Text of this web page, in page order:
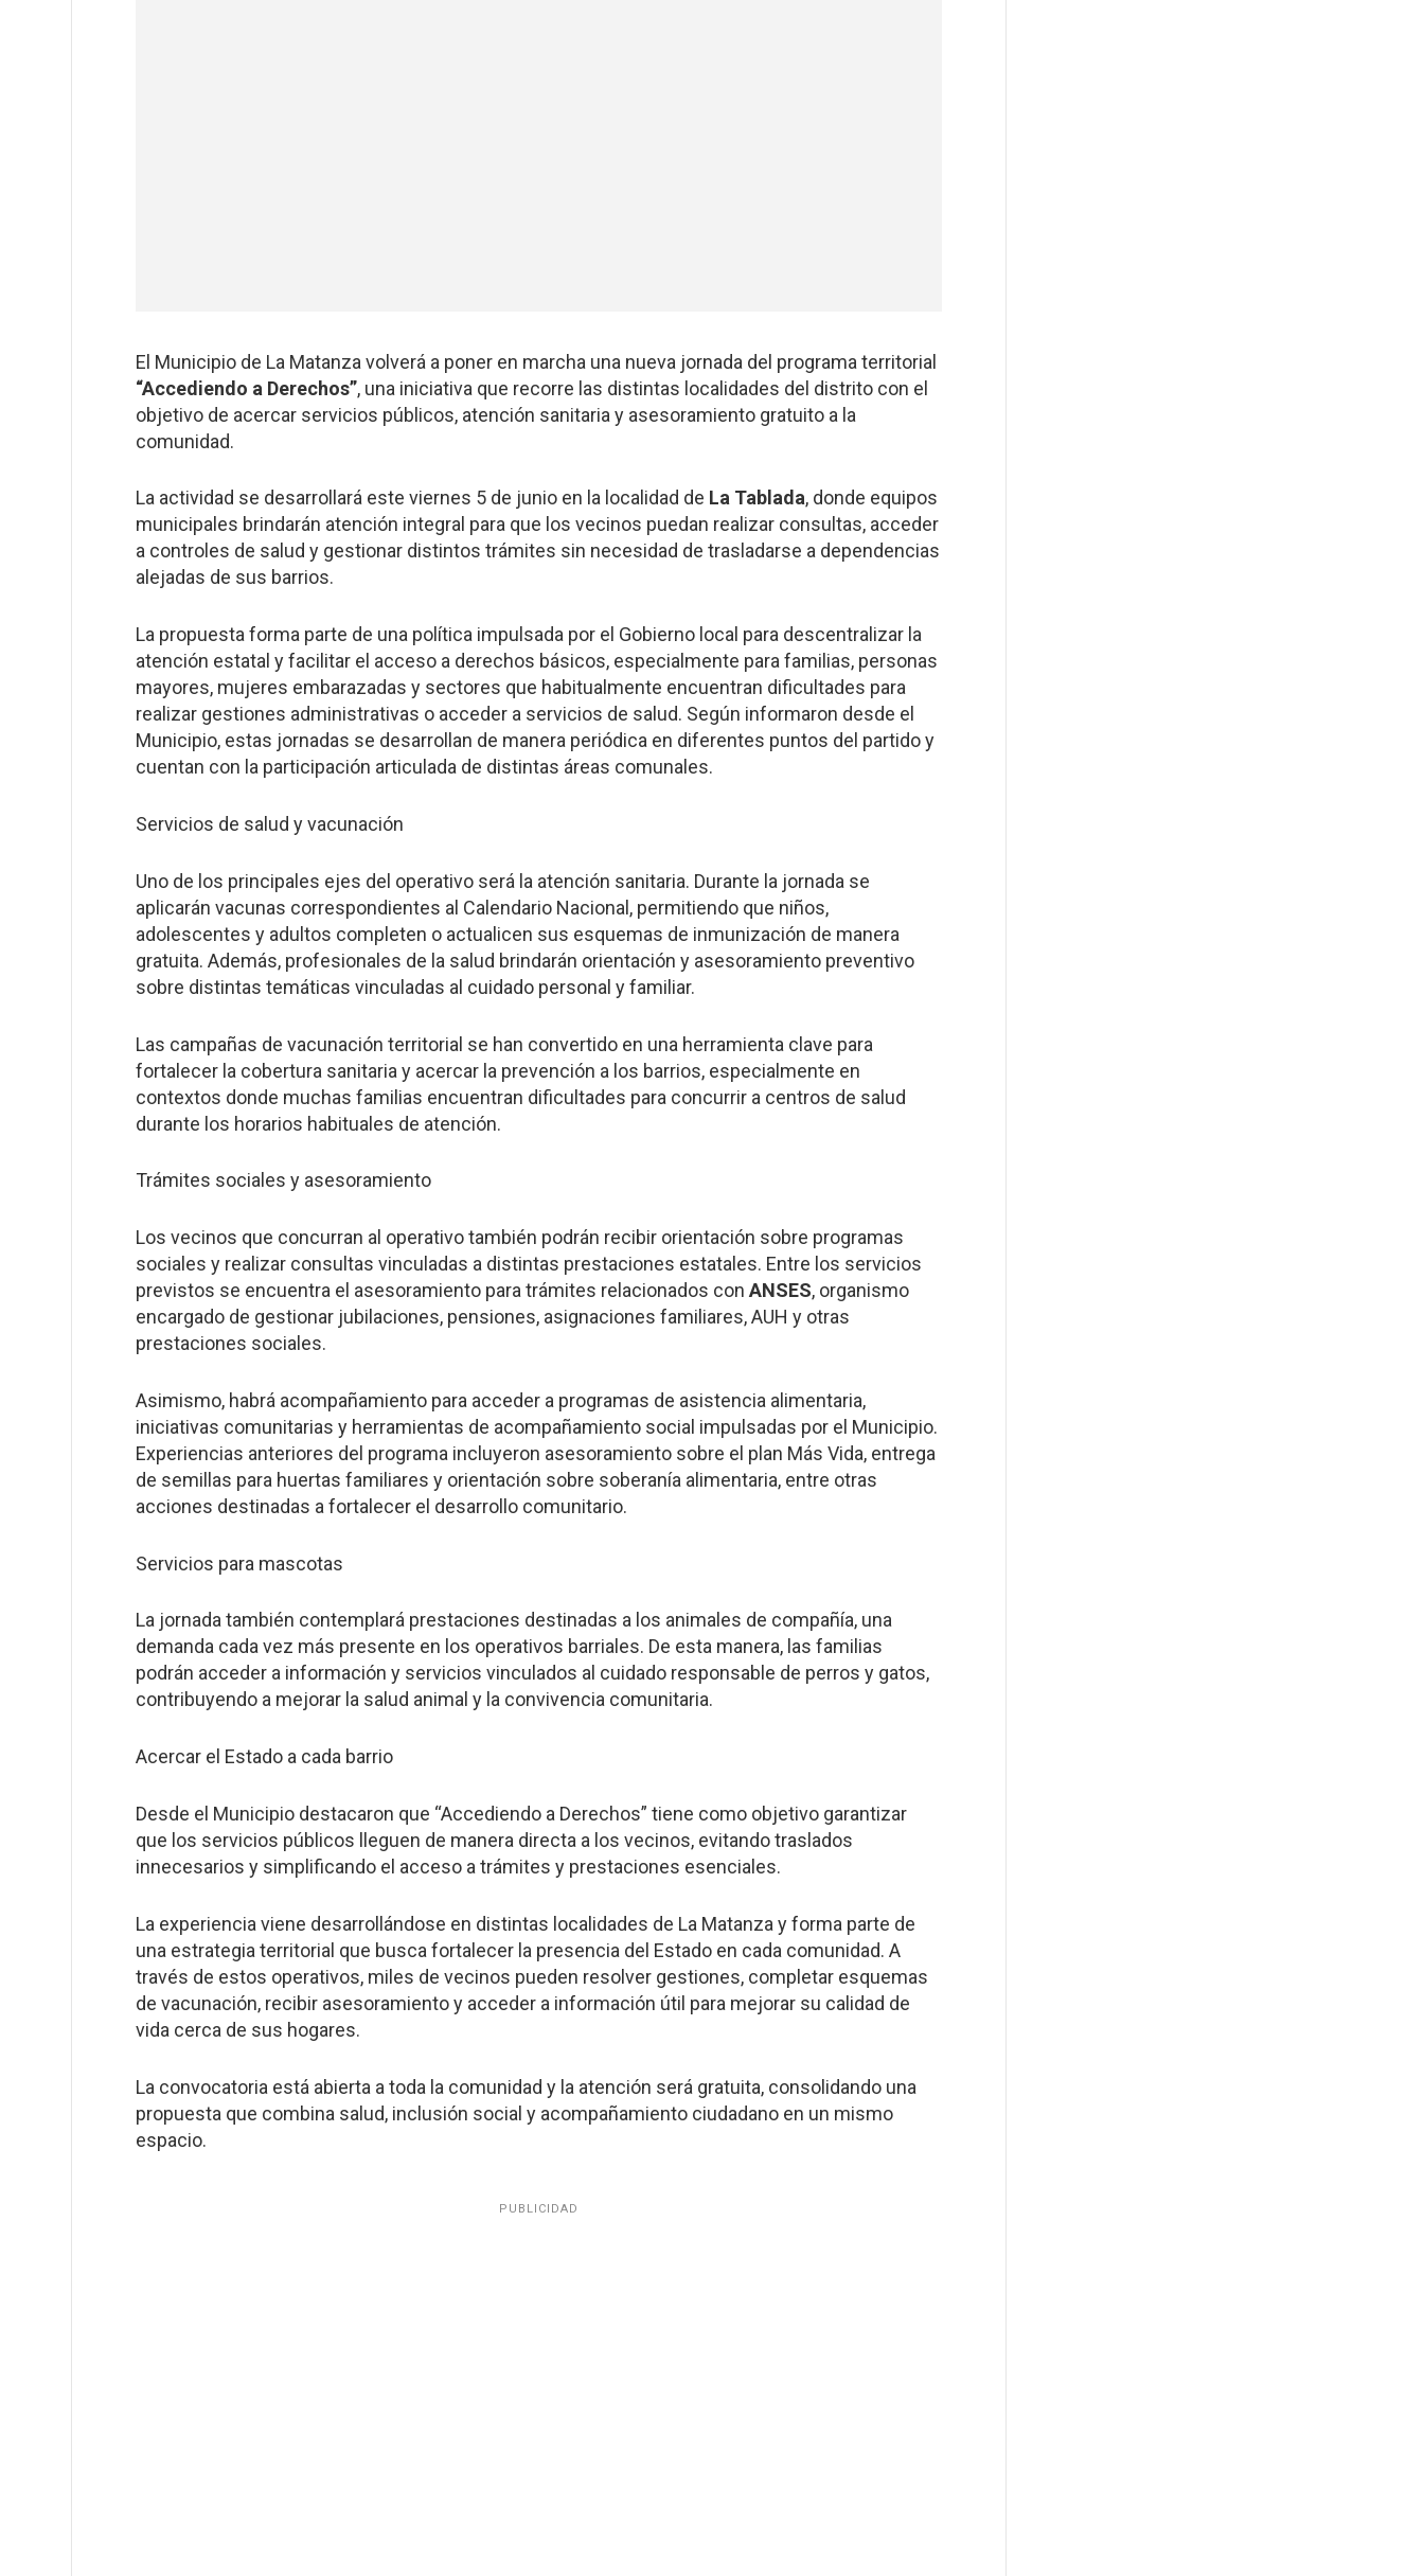
El Municipio de La Matanza volverá a poner en marcha una nueva jornada del programa territorial
“Accediendo a Derechos”, una iniciativa que recorre las distintas localidades del distrito con el
objetivo de acercar servicios públicos, atención sanitaria y asesoramiento gratuito a la
comunidad.
La actividad se desarrollará este viernes 5 de junio en la localidad de La Tablada, donde equipos
municipales brindarán atención integral para que los vecinos puedan realizar consultas, acceder
a controles de salud y gestionar distintos trámites sin necesidad de trasladarse a dependencias
alejadas de sus barrios.
La propuesta forma parte de una política impulsada por el Gobierno local para descentralizar la
atención estatal y facilitar el acceso a derechos básicos, especialmente para familias, personas
mayores, mujeres embarazadas y sectores que habitualmente encuentran dificultades para
realizar gestiones administrativas o acceder a servicios de salud. Según informaron desde el
Municipio, estas jornadas se desarrollan de manera periódica en diferentes puntos del partido y
cuentan con la participación articulada de distintas áreas comunales.
Servicios de salud y vacunación
Uno de los principales ejes del operativo será la atención sanitaria. Durante la jornada se
aplicarán vacunas correspondientes al Calendario Nacional, permitiendo que niños,
adolescentes y adultos completen o actualicen sus esquemas de inmunización de manera
gratuita. Además, profesionales de la salud brindarán orientación y asesoramiento preventivo
sobre distintas temáticas vinculadas al cuidado personal y familiar.
Las campañas de vacunación territorial se han convertido en una herramienta clave para
fortalecer la cobertura sanitaria y acercar la prevención a los barrios, especialmente en
contextos donde muchas familias encuentran dificultades para concurrir a centros de salud
durante los horarios habituales de atención.
Trámites sociales y asesoramiento
Los vecinos que concurran al operativo también podrán recibir orientación sobre programas
sociales y realizar consultas vinculadas a distintas prestaciones estatales. Entre los servicios
previstos se encuentra el asesoramiento para trámites relacionados conANSES, organismo
encargado de gestionar jubilaciones, pensiones, asignaciones familiares, AUH y otras
prestaciones sociales.
Asimismo, habrá acompañamiento para acceder a programas de asistencia alimentaria,
iniciativas comunitarias y herramientas de acompañamiento social impulsadas por el Municipio.
Experiencias anteriores del programa incluyeron asesoramiento sobre el plan Más Vida, entrega
de semillas para huertas familiares y orientación sobre soberanía alimentaria, entre otras
acciones destinadas a fortalecer el desarrollo comunitario.
Servicios para mascotas
La jornada también contemplará prestaciones destinadas a los animales de compañía, una
demanda cada vez más presente en los operativos barriales. De esta manera, las familias
podrán acceder a información y servicios vinculados al cuidado responsable de perros y gatos,
contribuyendo a mejorar la salud animal y la convivencia comunitaria.
Acercar el Estado a cada barrio
Desde el Municipio destacaron que “Accediendo a Derechos” tiene como objetivo garantizar
que los servicios públicos lleguen de manera directa a los vecinos, evitando traslados
innecesarios y simplificando el acceso a trámites y prestaciones esenciales.
La experiencia viene desarrollándose en distintas localidades de La Matanza y forma parte de
una estrategia territorial que busca fortalecer la presencia del Estado en cada comunidad. A
través de estos operativos, miles de vecinos pueden resolver gestiones, completar esquemas
de vacunación, recibir asesoramiento y acceder a información útil para mejorar su calidad de
vida cerca de sus hogares.
La convocatoria está abierta a toda la comunidad y la atención será gratuita, consolidando una
propuesta que combina salud, inclusión social y acompañamiento ciudadano en un mismo
espacio.
PUBLICIDAD